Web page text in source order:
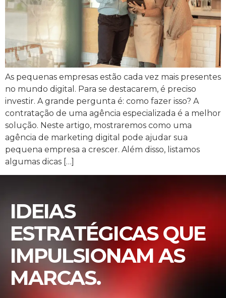
As pequenas empresas estão cada vez mais presentes
no mundo digital. Para se destacarem, é preciso
investir. A grande pergunta é: como fazer isso? A
contratação de uma agência especializada é a melhor
solução. Neste artigo, mostraremos como uma
agência de marketing digital pode ajudar sua
pequena empresa a crescer. Além disso, listamos
algumas dicas […]
IDEIAS
ESTRATÉGICAS QUE
IMPULSIONAM AS
MARCAS.